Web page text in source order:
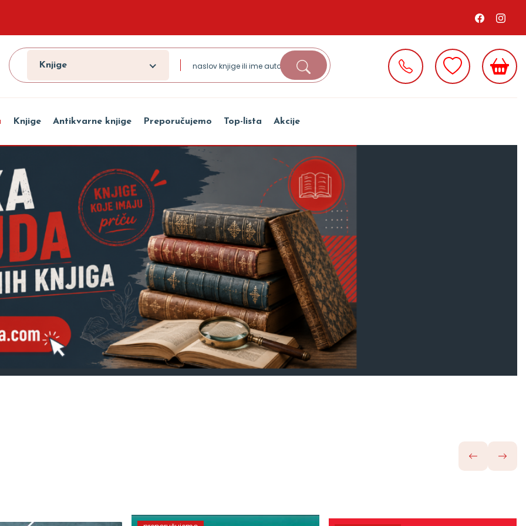
Knjige
Knjige Antikvarne knjige Preporučujemo Top-lista Akcije